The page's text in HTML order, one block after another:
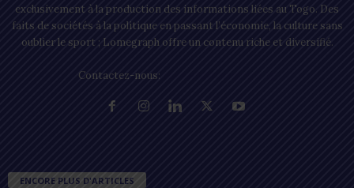
exclusivement à la production des informations liées au Togo. Des
faits de sociétés à la politique en passant l’économie, la culture sans
oublier le sport ; Lomegraph offre un contenu riche et diversifié.
Contactez-nous:
ENCORE PLUS D'ARTICLES